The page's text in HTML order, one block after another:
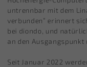
untrennbar mit dem
verbunden“ erinnert
bei diondo, und
an den Ausgangspunkt
Seit Januar 2022